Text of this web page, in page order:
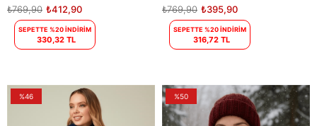
₺412,90
₺769,90
SEPETTE %20 İNDİRİM
330,32 TL
₺395,90
₺769,90
SEPETTE %20 İNDİRİM
316,72 TL
%46 %50